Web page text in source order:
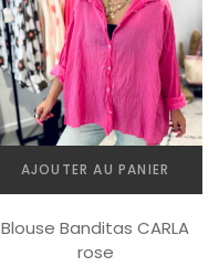
AJOUTER AU PANIER
Blouse Banditas CARLA
rose